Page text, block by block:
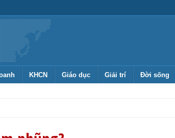
KHCN Giáo dục Giải trí Đời sống